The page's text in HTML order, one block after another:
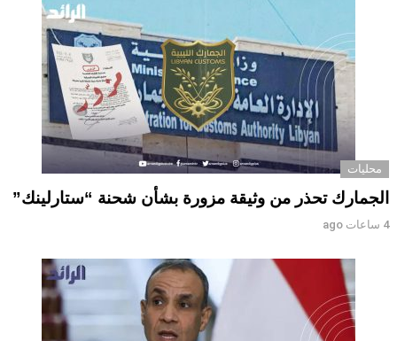
محليات
الجمارك تحذر من وثيقة مزورة بشأن شحنة “ستارلينك”
4 ساعات ago